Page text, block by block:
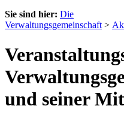
Sie sind hier: Die
Verwaltungsgemeinschaft >
und seiner